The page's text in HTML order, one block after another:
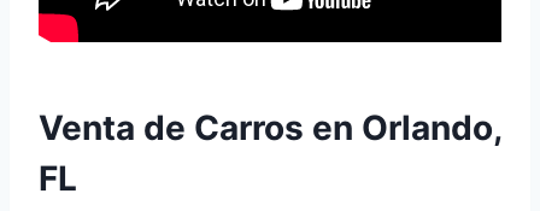
Venta de Carros en Orlando,
FL